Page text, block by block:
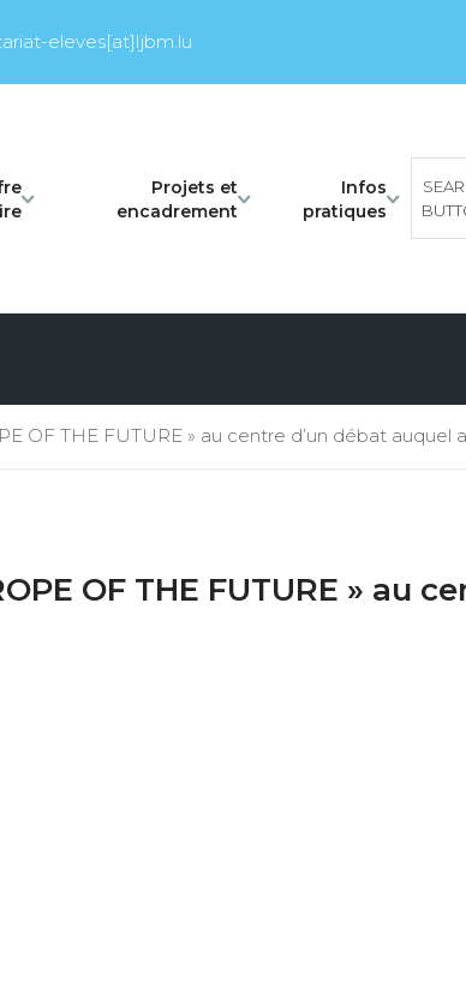
eleves[at]ljbm.lu
Projets et
encadrement
Infos
pratiques
OF THE FUTURE » au centre d’un débat auquel
OF THE FUTURE » au